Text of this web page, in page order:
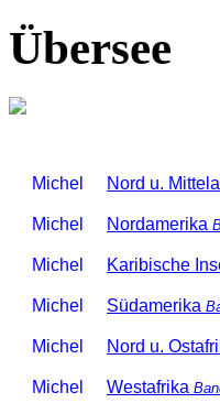
Übersee
Michel Nord u.
Michel Nordamerika
Michel Karibische
Michel Südamerika
Michel Nord u.
Michel Westafrika